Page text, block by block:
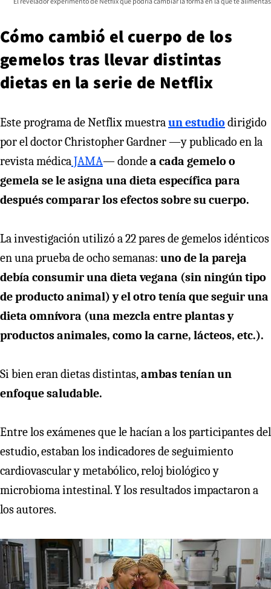
Cómo cambió el cuerpo de los
gemelos tras llevar distintas
dietas en la serie de Netflix
Este programa de Netflix muestraun estudio dirigido
por el doctor Christopher Gardner —y publicado en la
revista médicaJAMA— dondea cada gemelo o
gemela se le asigna una dieta específica para
después comparar los efectos sobre su cuerpo.
La investigación utilizó a 22 pares de gemelos idénticos
en una prueba de ocho semanas: uno de la pareja
debía consumir una dieta vegana (sin ningún tipo
de producto animal) y el otro tenía que seguir una
dieta omnívora (una mezcla entre plantas y
productos animales, como la carne, lácteos, etc.).
Si bien eran dietas distintas,ambas tenían un
enfoque saludable.
Entre los exámenes que le hacían a los participantes del
estudio, estaban los indicadores de seguimiento
cardiovascular y metabólico, reloj biológico y
microbioma intestinal. Y los resultados impactaron a
los autores.